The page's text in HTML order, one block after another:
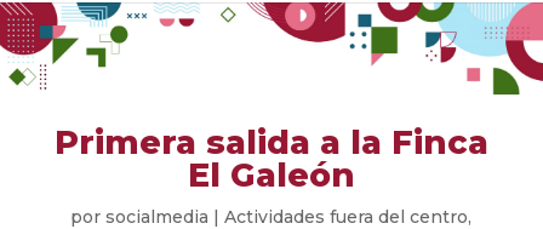
Primera salida a la Finca
El Galeón
porsocialmedia |Actividades fuera del centro,